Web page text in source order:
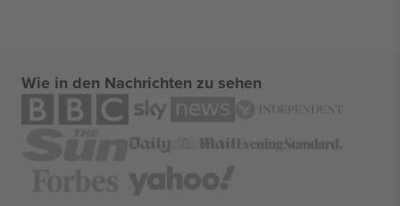
Wie in den Nachrichten zu sehen